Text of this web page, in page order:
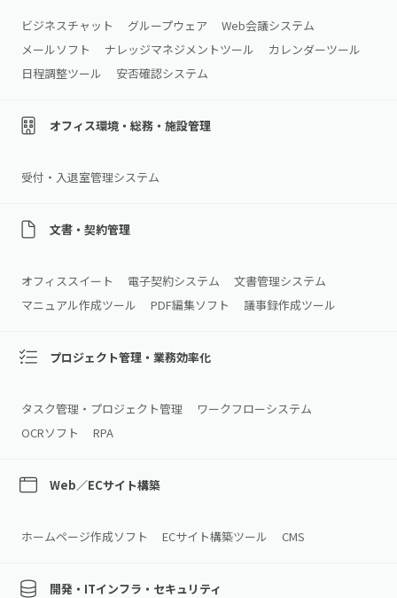
ビジネスチャット グループウェア
Web会議システム
メールソフト
ナレッジマネジメントツール
カレンダーツール
日程調整ツール
安否確認システム
オフィス環境・総務・施設管理
受付・入退室管理システム
文書・契約管理
オフィススイート 電子契約システム
文書管理システム
マニュアル作成ツール
PDF編集ソフト 議事録作成ツール
プロジェクト管理・業務効率化
タスク管理・プロジェクト管理
ワークフローシステム
OCRソフト
RPA
Web／ECサイト構築
ホームページ作成ソフト ECサイト構築ツール CMS
開発・ITインフラ・セキュリティ